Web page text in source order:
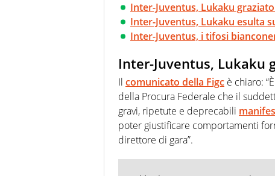
Inter-Juventus, Lukaku
Inter-Juventus, Lukaku esulta
Inter-Juventus, i tifosi
Inter-Juventus, Lukaku
Il comunicato della Figc è chiaro:
della Procura Federale che il
gravi, ripetute e deprecabili
poter giustificare comportamenti
direttore di gara”.